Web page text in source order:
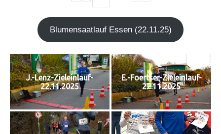
Blu­men­saat­lauf Essen (22.11.25)
J.-Lenz-Zieleinlauf-
22.11.2025
E.-Foertser-Zieleinlauf-
22.11.2025